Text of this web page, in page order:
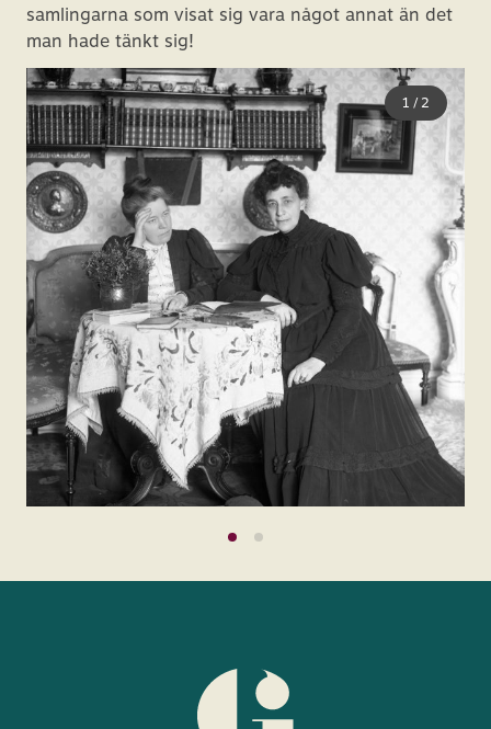
samlingarna som visat sig vara något annat än det
man hade tänkt sig!
1 / 2